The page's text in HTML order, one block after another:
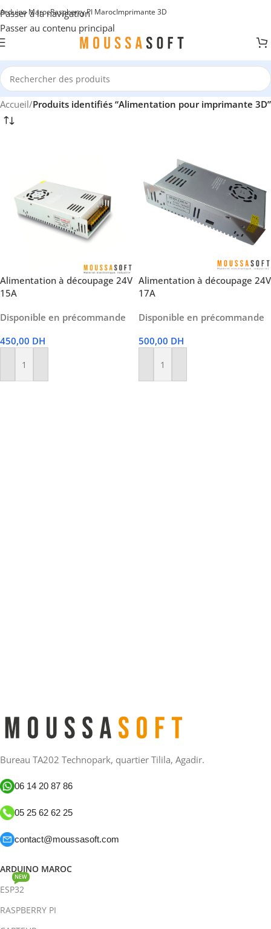
Passer à la navigation
Passer au contenu principal
Arduino MarocRaspberry PI MarocImprimante 3D
Accueil/Produits identifiés “Alimentation pour imprimante 3D”
Alimentation à découpage 24V
15A
Disponible en précommande
450,00 DH
Ajouter Au Panier
Alimentation à découpage 24V
17A
Disponible en précommande
500,00 DH
Ajouter Au Panier
Bureau TA202 Technopark, quartier Tilila, Agadir.
06 14 20 87 86
05 25 62 62 25
contact@moussasoft.com
ARDUINO MAROC
ESP32
NEW
RASPBERRY PI